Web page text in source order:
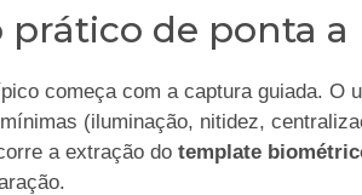
prático de ponta a
começa com a captura guiada. O
(iluminação, nitidez,
a extração do template